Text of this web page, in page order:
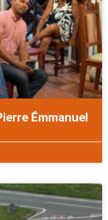
Émmanuel